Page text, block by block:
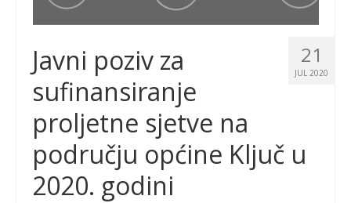
21
JUL 2020
Javni poziv za
sufinansiranje
proljetne sjetve na
području općine Ključ u
2020. godini